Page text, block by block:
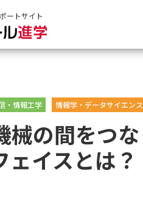
ートサイト
・情報工学 情報学・データサイエンス
械の間をつ
ェイスとは？